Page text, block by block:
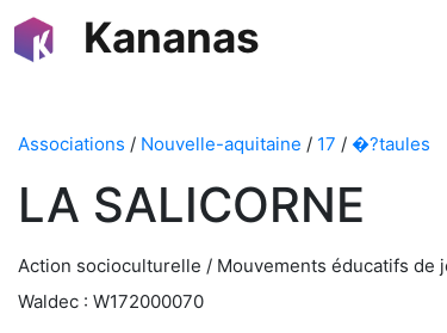
Kananas
Associations / Nouvelle-aquitaine / 17 / �?taules
LA SALICORNE
Action socioculturelle / Mouvements éducatifs de
Waldec : W172000070